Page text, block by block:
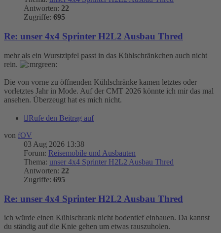
Antworten: 22
Zugriffe: 695
Re: unser 4x4 Sprinter H2L2 Ausbau Thred
mehr als ein Wurstzipfel passt in das Kühlschränkchen auch nicht
rein.
Die von vorne zu öffnenden Kühlschränke kamen letztes oder
vorletztes Jahr in Mode. Auf der CMT 2026 könnte ich mir das mal
ansehen. Überzeugt hat es mich nicht.
Rufe den Beitrag auf
von fOV
03 Aug 2026 13:38
Forum: Reisemobile und Ausbauten
Thema: unser 4x4 Sprinter H2L2 Ausbau Thred
Antworten: 22
Zugriffe: 695
Re: unser 4x4 Sprinter H2L2 Ausbau Thred
ich würde einen Kühlschrank nicht bodentief einbauen. Da kannst
du ständig auf die Knie gehen um etwas rauszuholen.